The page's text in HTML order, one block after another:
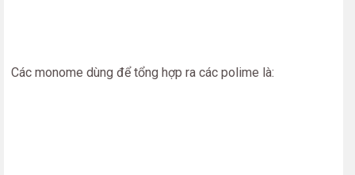
Các monome dùng để tổng hợp ra các polime là: